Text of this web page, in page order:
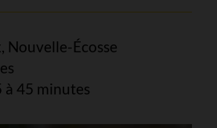
Nouvelle-Écosse
à 45 minutes